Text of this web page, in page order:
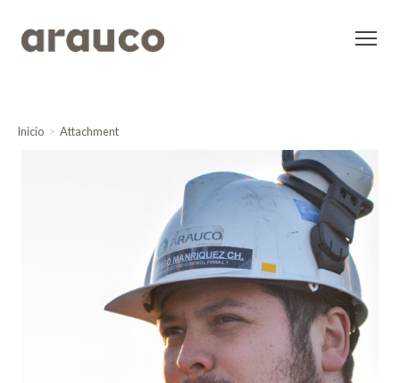
Inicio Attachment